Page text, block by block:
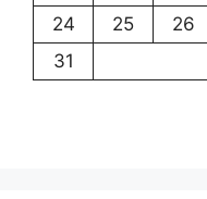
24
25 26
31